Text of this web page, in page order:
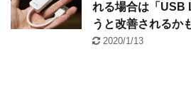
れる場合は「USB
うと改善されるか
2020/1/13